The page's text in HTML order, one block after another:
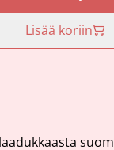
Lisää koriin